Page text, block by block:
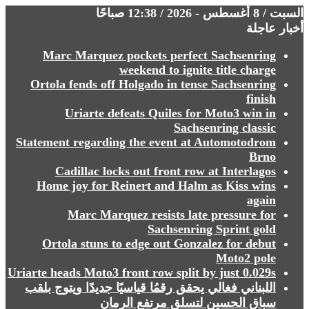
السبت / 8 أغسطس - 2026 / 12:38 صباحًا
أخبار عاجلة
Marc Marquez pockets perfect Sachsenring
weekend to ignite title charge
Ortola fends off Holgado in tense Sachsenring
finish
Uriarte defeats Quiles for Moto3 win in
Sachsenring classic
Statement regarding the event at Automotodrom
Brno
Cadillac locks out front row at Interlagos
Home joy for Reinert and Halm as Kiss wins
again
Marc Marquez resists late pressure for
Sachsenring Sprint gold
Ortola stuns to edge out Gonzalez for debut
Moto2 pole
Uriarte heads Moto3 front row split by just 0.029s
⁩⁩⁩⁩⁩⁩اللبناني فغالي يحقق رقمُا قياسيًا جديدًا ويتوج بلقب
سباق الحسين لتسلق مرتفع الرمان